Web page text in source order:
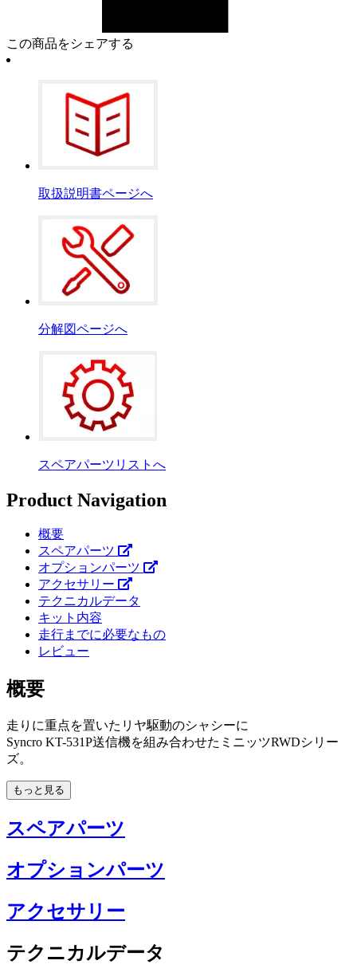
この商品をシェアする
取扱説明書ページへ
分解図ページへ
スペアパーツリストへ
Product Navigation
概要
スペアパーツ
オプションパーツ
アクセサリー
テクニカルデータ
キット内容
走行までに必要なもの
レビュー
概要
走りに重点を置いたリヤ駆動のシャシーに
Syncro KT-531P送信機を組み合わせたミニッツRWDシリー
ズ。
もっと見る
スペアパーツ
オプションパーツ
アクセサリー
テクニカルデータ